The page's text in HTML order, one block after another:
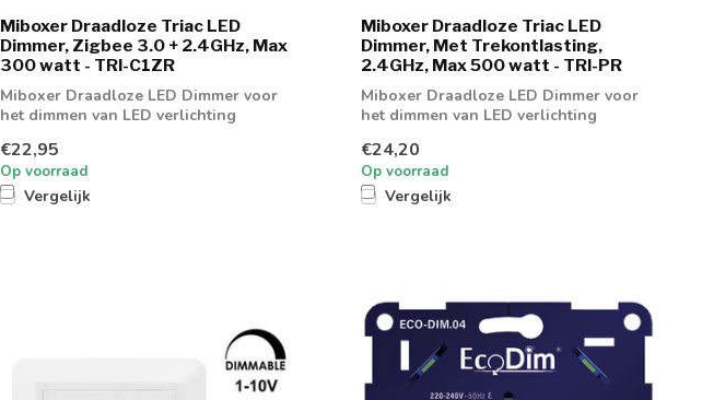
Miboxer Draadloze Triac LED
Dimmer, Zigbee 3.0 + 2.4GHz, Max
300 watt - TRI-C1ZR
Miboxer Draadloze LED Dimmer voor
het dimmen van LED verlichting
€22,95
Op voorraad
Vergelijk
Miboxer Draadloze Triac LED
Dimmer, Met Trekontlasting,
2.4GHz, Max 500 watt - TRI-PR
Miboxer Draadloze LED Dimmer voor
het dimmen van LED verlichting
€24,20
Op voorraad
Vergelijk